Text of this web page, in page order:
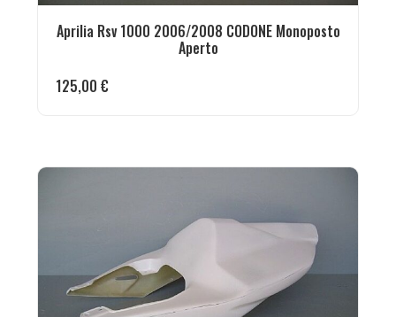
Aprilia Rsv 1000 2006/2008 CODONE Monoposto
Aperto
125,00 €